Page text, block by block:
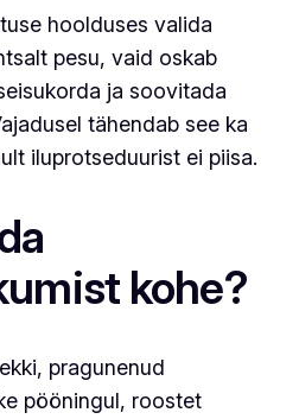
hoolduses valida
pesu, vaid oskab
ja soovitada
tähendab see ka
iluprotseduurist ei piisa.
kohe?
pragunenud
pööningul, roostet